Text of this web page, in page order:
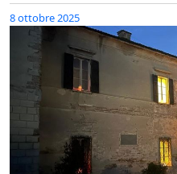
8 ottobre 2025